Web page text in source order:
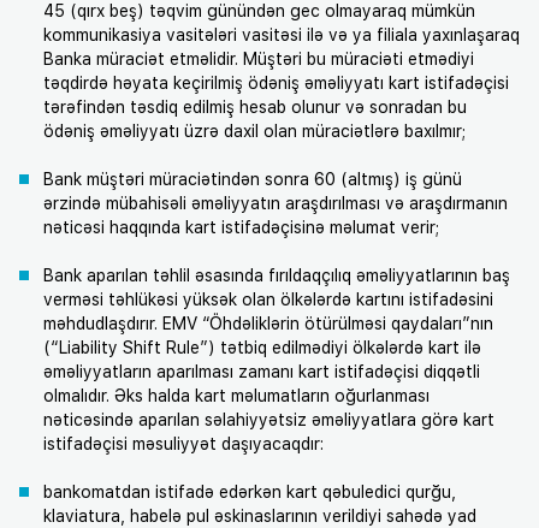
45 (qırx beş) təqvim günündən gec olmayaraq mümkün
kommunikasiya vasitələri vasitəsi ilə və ya filiala yaxınlaşaraq
Banka müraciət etməlidir. Müştəri bu müraciəti etmədiyi
təqdirdə həyata keçirilmiş ödəniş əməliyyatı kart istifadəçisi
tərəfindən təsdiq edilmiş hesab olunur və sonradan bu
ödəniş əməliyyatı üzrə daxil olan müraciətlərə baxılmır;
Bank müştəri müraciətindən sonra 60 (altmış) iş günü
ərzində mübahisəli əməliyyatın araşdırılması və araşdırmanın
nəticəsi haqqında kart istifadəçisinə məlumat verir;
Bank aparılan təhlil əsasında fırıldaqçılıq əməliyyatlarının baş
verməsi təhlükəsi yüksək olan ölkələrdə kartını istifadəsini
məhdudlaşdırır. EMV “Öhdəliklərin ötürülməsi qaydaları”nın
(“Liability Shift Rule”) tətbiq edilmədiyi ölkələrdə kart ilə
əməliyyatların aparılması zamanı kart istifadəçisi diqqətli
olmalıdır. Əks halda kart məlumatların oğurlanması
nəticəsində aparılan səlahiyyətsiz əməliyyatlara görə kart
istifadəçisi məsuliyyət daşıyacaqdır:
bankomatdan istifadə edərkən kart qəbuledici qurğu,
klaviatura, habelə pul əskinaslarının verildiyi sahədə yad